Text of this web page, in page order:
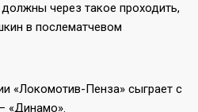
через такое проходить,
в послематчевом
«Локомотив-Пенза» сыграет с
«Динамо».